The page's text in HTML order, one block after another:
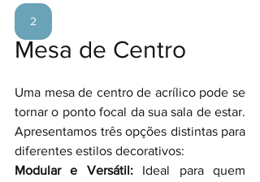
2
Mesa de Centro
Uma mesa de centro de acrílico pode se
tornar o ponto focal da sua sala de estar.
Apresentamos três opções distintas para
diferentes estilos decorativos:
Modular e Versátil: Ideal para quem